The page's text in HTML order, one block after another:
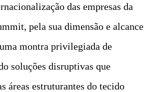
das empresas da
pela sua dimensão e alcance
montra privilegiada de
soluções disruptivas que
áreas estruturantes do tecido